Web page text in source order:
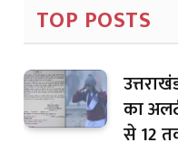
TOP POSTS
का
से 12